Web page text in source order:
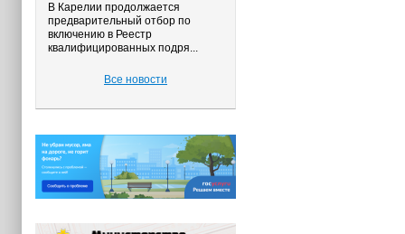
В Карелии продолжается
предварительный отбор по
включению в Реестр
квалифицированных подря...
Все новости